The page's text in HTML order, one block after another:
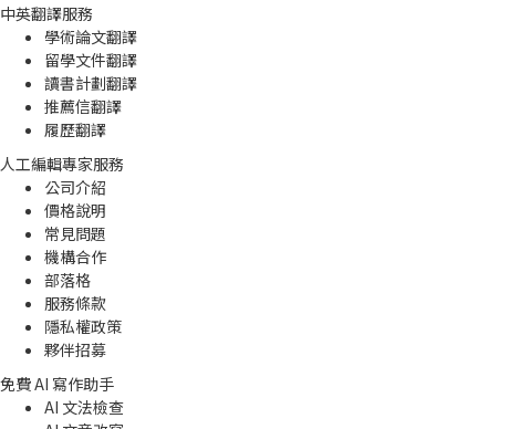
中英翻譯服務
學術論文翻譯
留學文件翻譯
讀書計劃翻譯
推薦信翻譯
履歷翻譯
人工編輯專家服務
公司介紹
價格說明
常見問題
機構合作
部落格
服務條款
隱私權政策
夥伴招募
免費 AI 寫作助手
AI 文法檢查